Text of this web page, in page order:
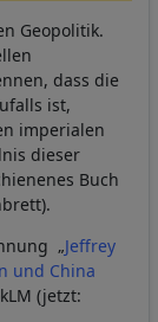
Geopolitik.
dass die
ist,
imperialen
dieser
Buch
„Jeffrey
und China
(jetzt: